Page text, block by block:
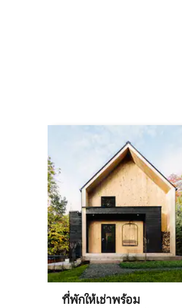
ที่พักให้เช่าพร้อม